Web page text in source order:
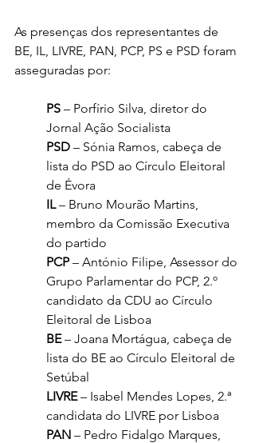
As presenças dos representantes de
BE, IL, LIVRE, PAN, PCP, PS e PSD foram
asseguradas por:
PS – Porfírio Silva, diretor do
Jornal Ação Socialista
PSD – Sónia Ramos, cabeça de
lista do PSD ao Círculo Eleitoral
de Évora
IL – Bruno Mourão Martins,
membro da Comissão Executiva
do partido
PCP – António Filipe, Assessor do
Grupo Parlamentar do PCP, 2.º
candidato da CDU ao Círculo
Eleitoral de Lisboa
BE – Joana Mortágua, cabeça de
lista do BE ao Círculo Eleitoral de
Setúbal
LIVRE – Isabel Mendes Lopes, 2.ª
candidata do LIVRE por Lisboa
PAN – Pedro Fidalgo Marques,